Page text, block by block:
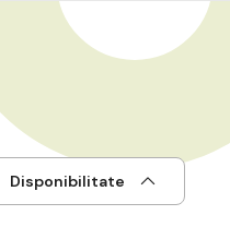
Disponibilitate